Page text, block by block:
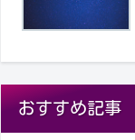
おすすめ記事